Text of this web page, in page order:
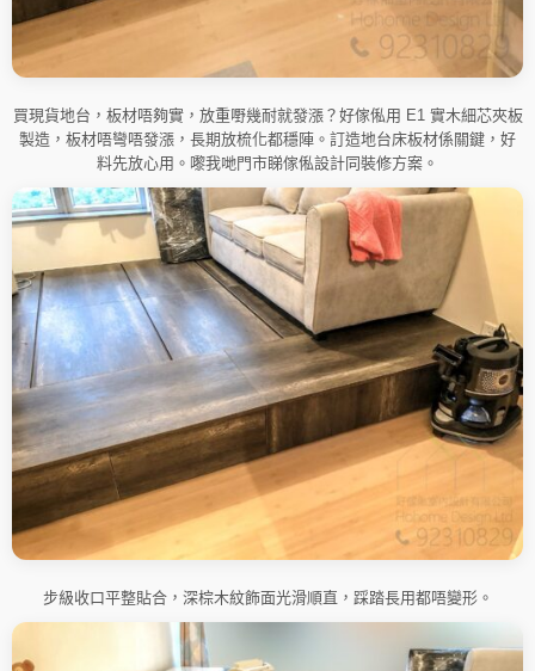
買現貨地台，板材唔夠實，放重嘢幾耐就發漲？好傢俬用 E1 實木細芯夾板
製造，板材唔彎唔發漲，長期放梳化都穩陣。訂造地台床板材係關鍵，好
料先放心用。嚟我哋門市睇傢俬設計同裝修方案。
步級收口平整貼合，深棕木紋飾面光滑順直，踩踏長用都唔變形。